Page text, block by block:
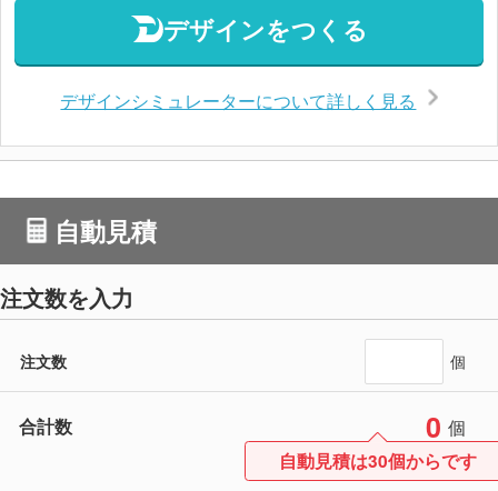
デザインをつくる
デザインシミュレーターについて詳しく見る
自動見積
注文数を入力
注文数 個
合計数 0 個
自動見積は30個からです